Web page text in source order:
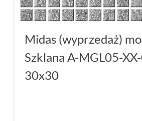
Midas (wyprzedaż)
Szklana A-MGL05-
30x30